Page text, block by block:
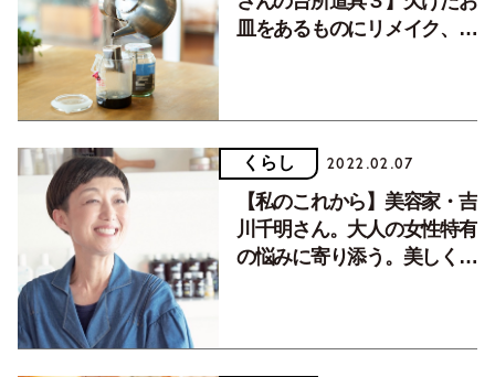
皿をあるものにリメイク、そ
くらし 2022.02.07
【私のこれから】美容家・吉
川千明さん。大人の女性特有
の悩みに寄り添う。美しく健